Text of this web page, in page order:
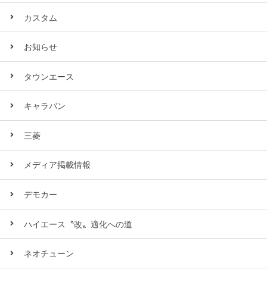
カスタム
お知らせ
タウンエース
キャラバン
三菱
メディア掲載情報
デモカー
ハイエース〝改〟適化への道
ネオチューン